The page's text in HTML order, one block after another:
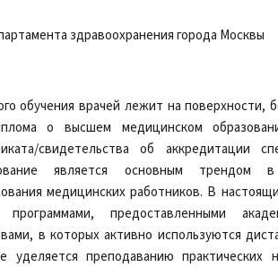
здравоохранения города Москвы
обучения врачей лежит на поверхности,
о высшем медицинском
свидетельства об аккредитации
является основным трендом
медицинских работников. В
предоставленными
в которых активно используются
уделяется преподаванию практических